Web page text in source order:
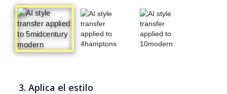
3. Aplica el estilo